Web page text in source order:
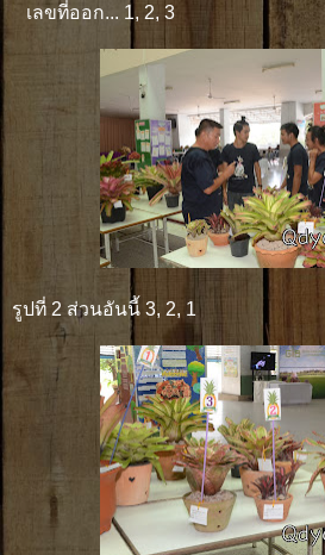
เลขที่ออก... 1, 2, 3
รูปที่ 2 ส่วนอันนี้ 3, 2, 1